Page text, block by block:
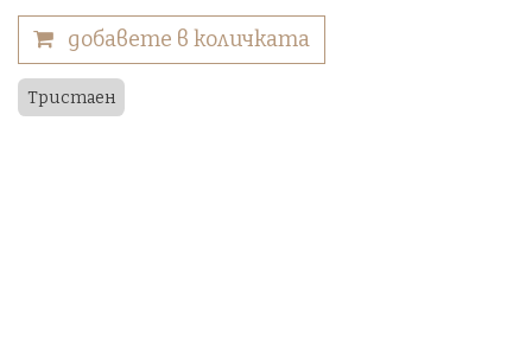
добавете в количката
Тристаен